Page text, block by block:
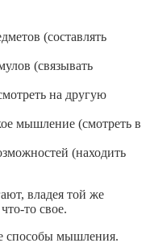
(составлять
(связывать
на другую
мышление (смотреть в
(находить
владея той же
то свое.
способы мышления.